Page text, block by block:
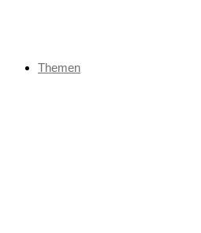
Themen